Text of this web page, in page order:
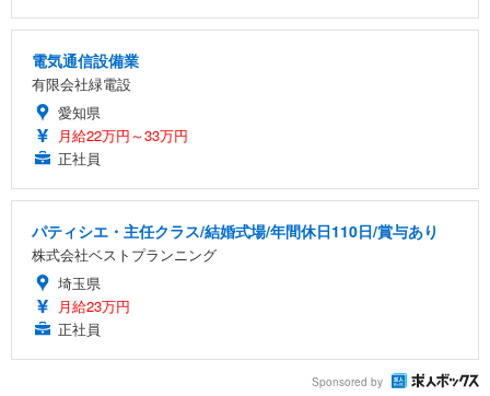
電気通信設備業
有限会社緑電設
愛知県
月給22万円～33万円
正社員
パティシエ・主任クラス/結婚式場/年間休日110日/賞与あり
株式会社ベストプランニング
埼玉県
月給23万円
正社員
Sponsored by